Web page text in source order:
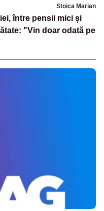
Stoica Marian
între pensii mici și
"Vin doar odată pe